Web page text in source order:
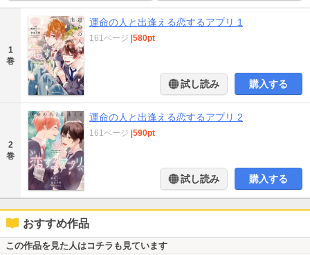
1
巻
運命の人と出逢える恋するアプリ 1
161ページ 580pt
試し読み 購入する
2
巻
運命の人と出逢える恋するアプリ 2
161ページ 590pt
試し読み 購入する
おすすめ作品
この作品を見た人はコチラも見ています